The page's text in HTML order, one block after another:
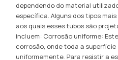
dependendo do material
específica. Alguns dos tipos
aos quais esses tubos são
incluem: Corrosão uniforme:
corrosão, onde toda a
uniformemente. Para resistir a